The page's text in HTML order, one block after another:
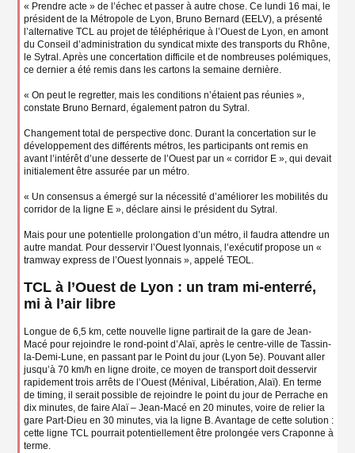
« Prendre acte » de l’échec et passer à autre chose. Ce lundi 16 mai, le
président de la Métropole de Lyon, Bruno Bernard (EELV), a présenté
l’alternative TCL au projet de téléphérique à l’Ouest de Lyon, en amont
du Conseil d’administration du syndicat mixte des transports du Rhône,
le Sytral. Après une concertation difficile et de nombreuses polémiques,
ce dernier a été remis dans les cartons la semaine dernière.
« On peut le regretter, mais les conditions n’étaient pas réunies »,
constate Bruno Bernard, également patron du Sytral.
Changement total de perspective donc. Durant la concertation sur le
développement des différents métros, les participants ont remis en
avant l’intérêt d’une desserte de l’Ouest par un « corridor E », qui devait
initialement être assurée par un métro.
« Un consensus a émergé sur la nécessité d’améliorer les mobilités du
corridor de la ligne E », déclare ainsi le président du Sytral.
Mais pour une potentielle prolongation d’un métro, il faudra attendre un
autre mandat. Pour desservir l’Ouest lyonnais, l’exécutif propose un «
tramway express de l’Ouest lyonnais », appelé TEOL.
TCL à l’Ouest de Lyon : un tram mi-enterré,
mi à l’air libre
Longue de 6,5 km, cette nouvelle ligne partirait de la gare de Jean-
Macé pour rejoindre le rond-point d’Alaï, après le centre-ville de Tassin-
la-Demi-Lune, en passant par le Point du jour (Lyon 5e). Pouvant aller
jusqu’à 70 km/h en ligne droite, ce moyen de transport doit desservir
rapidement trois arrêts de l’Ouest (Ménival, Libération, Alaï). En terme
de timing, il serait possible de rejoindre le point du jour de Perrache en
dix minutes, de faire Alaï – Jean-Macé en 20 minutes, voire de relier la
gare Part-Dieu en 30 minutes, via la ligne B. Avantage de cette solution :
cette ligne TCL pourrait potentiellement être prolongée vers Craponne à
terme.